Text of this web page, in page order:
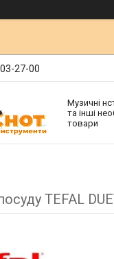
27-00
Музичні
та інші
товари
TEFAL